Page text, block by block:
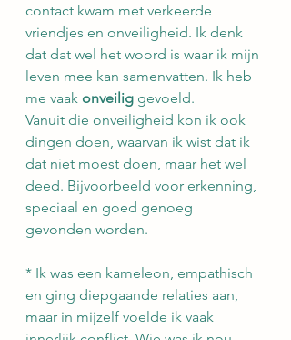
contact kwam met verkeerde
vriendjes en onveiligheid. Ik denk
dat dat wel het woord is waar ik mijn
leven mee kan samenvatten. Ik heb
me vaak onveilig gevoeld.
Vanuit die onveiligheid kon ik ook
dingen doen, waarvan ik wist dat ik
dat niet moest doen, maar het wel
deed. Bijvoorbeeld voor erkenning,
speciaal en goed genoeg
gevonden worden.
* Ik was een kameleon, empathisch
en ging diepgaande relaties aan,
maar in mijzelf voelde ik vaak